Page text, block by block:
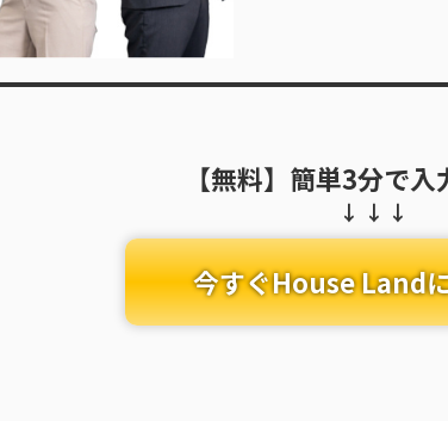
【無料】簡単3分で入
今すぐHouse Land